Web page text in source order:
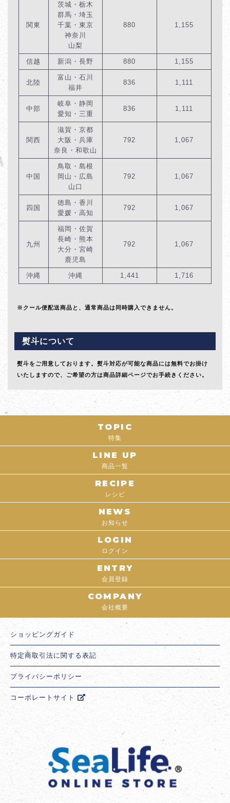
関東
茨城・栃木
群馬・埼玉
千葉・東京
神奈川
山梨
880 1,155
信越 新潟・長野 880 1,155
北陸
富山・石川
福井
836 1,111
中部
岐阜・静岡
愛知・三重
836 1,111
関西
滋賀・京都
大阪・兵庫
奈良・和歌山
792 1,067
中国
鳥取・島根
岡山・広島
山口
792 1,067
四国
徳島・香川
愛媛・高知
792 1,067
九州
福岡・佐賀
長崎・熊本
大分・宮崎
鹿児島
792 1,067
沖縄 沖縄 1,441 1,716
※クール便配送商品と、通常商品は同時購入できません。
熨斗について
熨斗をご用意しております。熨斗対応が可能な商品には無料でお掛け
いたしますので、ご希望の方は商品詳細ページでお手続きください。
TOPIC
特集
LINE UP
商品一覧
RECIPE
レシピ
NEWS
お知らせ
LOGIN
ログイン
ENTRY
会員登録
COMPANY
会社概要
ショッピングガイド
特定商取引法に関する表記
プライバシーポリシー
コーポレートサイト